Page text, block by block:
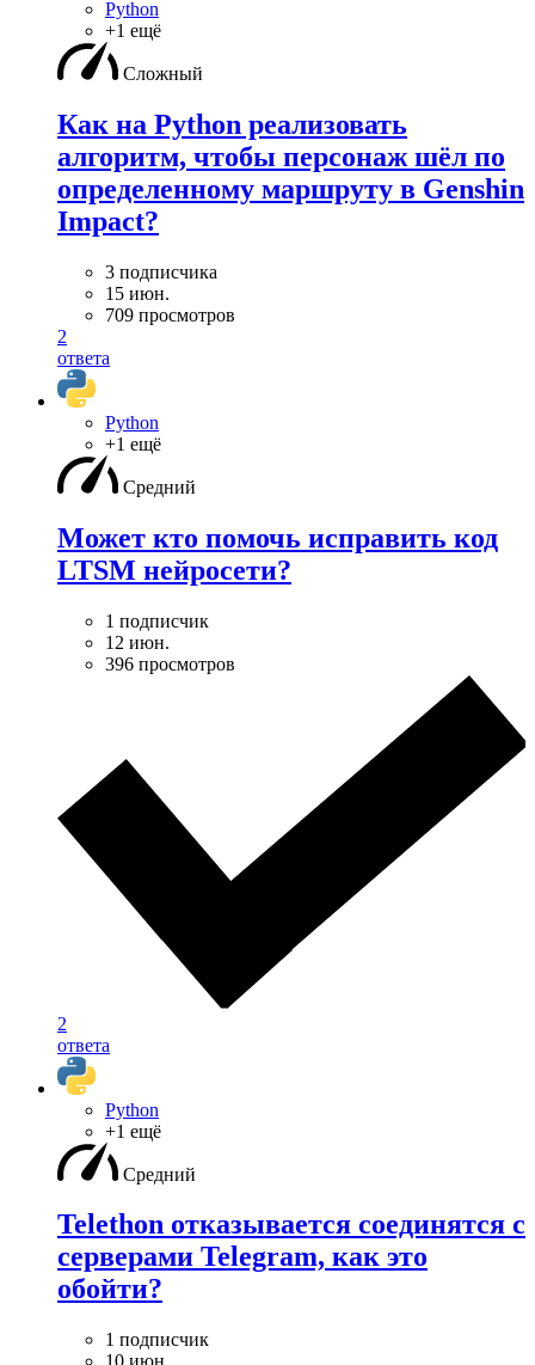
Python
+1 ещё
Сложный
Как на Python реализовать
алгоритм, чтобы персонаж шёл по
определенному маршруту в Genshin
Impact?
3 подписчика
15 июн.
709 просмотров
2
ответа
Python
+1 ещё
Средний
Может кто помочь исправить код
LTSM нейросети?
1 подписчик
12 июн.
396 просмотров
2
ответа
Python
+1 ещё
Средний
Telethon отказывается соединятся с
серверами Telegram, как это
обойти?
1 подписчик